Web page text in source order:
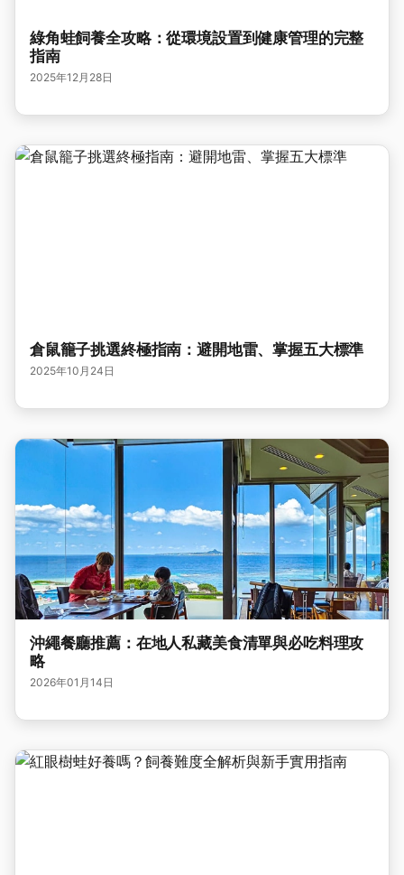
綠角蛙飼養全攻略：從環境設置到健康管理的完整
指南
2025年12月28日
倉鼠籠子挑選終極指南：避開地雷、掌握五大標準
2025年10月24日
沖繩餐廳推薦：在地人私藏美食清單與必吃料理攻
略
2026年01月14日